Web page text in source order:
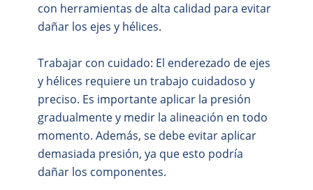
con herramientas de alta calidad para evitar
dañar los ejes y hélices.
Trabajar con cuidado: El enderezado de ejes
y hélices requiere un trabajo cuidadoso y
preciso. Es importante aplicar la presión
gradualmente y medir la alineación en todo
momento. Además, se debe evitar aplicar
demasiada presión, ya que esto podría
dañar los componentes.